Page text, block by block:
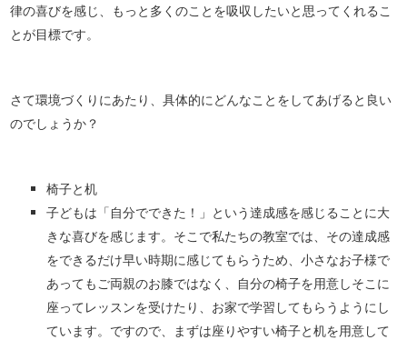
律の喜びを感じ、もっと多くのことを吸収したいと思ってくれるこ
とが目標です。
さて環境づくりにあたり、具体的にどんなことをしてあげると良い
のでしょうか？
椅子と机
子どもは「自分でできた！」という達成感を感じることに大
きな喜びを感じます。そこで私たちの教室では、その達成感
をできるだけ早い時期に感じてもらうため、小さなお子様で
あってもご両親のお膝ではなく、自分の椅子を用意しそこに
座ってレッスンを受けたり、お家で学習してもらうようにし
ています。ですので、まずは座りやすい椅子と机を用意して